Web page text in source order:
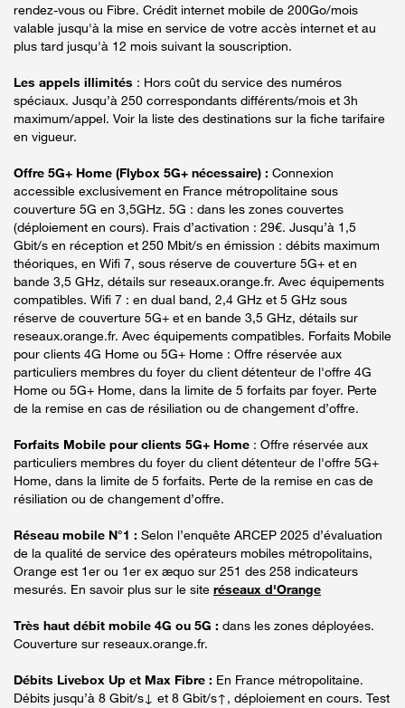
rendez-vous ou Fibre. Crédit internet mobile de 200Go/mois
valable jusqu'à la mise en service de votre accès internet et au
plus tard jusqu'à 12 mois suivant la souscription.
Les appels illimités : Hors coût du service des numéros
spéciaux. Jusqu’à 250 correspondants différents/mois et 3h
maximum/appel. Voir la liste des destinations sur la fiche tarifaire
en vigueur.
Offre 5G+ Home (Flybox 5G+ nécessaire) : Connexion
accessible exclusivement en France métropolitaine sous
couverture 5G en 3,5GHz. 5G : dans les zones couvertes
(déploiement en cours). Frais d’activation : 29€. Jusqu’à 1,5
Gbit/s en réception et 250 Mbit/s en émission : débits maximum
théoriques, en Wifi 7, sous réserve de couverture 5G+ et en
bande 3,5 GHz, détails sur reseaux.orange.fr. Avec équipements
compatibles. Wifi 7 : en dual band, 2,4 GHz et 5 GHz sous
réserve de couverture 5G+ et en bande 3,5 GHz, détails sur
reseaux.orange.fr. Avec équipements compatibles. Forfaits Mobile
pour clients 4G Home ou 5G+ Home : Offre réservée aux
particuliers membres du foyer du client détenteur de l'offre 4G
Home ou 5G+ Home, dans la limite de 5 forfaits par foyer. Perte
de la remise en cas de résiliation ou de changement d’offre.
Forfaits Mobile pour clients 5G+ Home : Offre réservée aux
particuliers membres du foyer du client détenteur de l'offre 5G+
Home, dans la limite de 5 forfaits. Perte de la remise en cas de
résiliation ou de changement d’offre.
Réseau mobile N°1 : Selon l’enquête ARCEP 2025 d’évaluation
de la qualité de service des opérateurs mobiles métropolitains,
Orange est 1er ou 1er ex æquo sur 251 des 258 indicateurs
mesurés. En savoir plus sur le site réseaux d'Orange
Très haut débit mobile 4G ou 5G : dans les zones déployées.
Couverture sur reseaux.orange.fr.
Débits Livebox Up et Max Fibre : En France métropolitaine.
Débits jusqu’à 8 Gbit/s↓ et 8 Gbit/s↑, déploiement en cours. Test